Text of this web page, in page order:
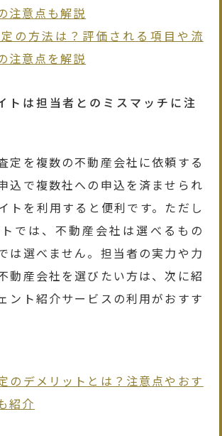
注意点も解説
の方法は？評価される項目や流
注意点を解説
トは担当者とのミスマッチに注
定を複数の不動産会社に依頼する
込で複数社への申込を済ませられ
トを利用すると便利です。ただし
では、不動産会社は選べるもの
は選べません。担当者の実力や力
動産会社を選びたい方は、次に紹
ント紹介サービスの利用がおすす
のデメリットとは？注意点やおす
紹介